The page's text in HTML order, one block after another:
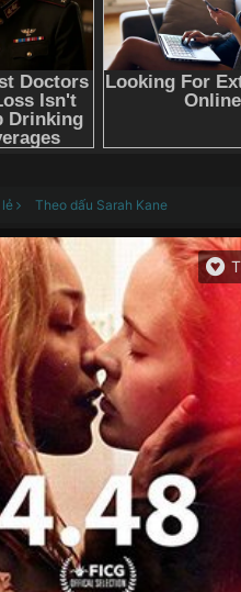
lẻ Theo dấu Sarah Kane